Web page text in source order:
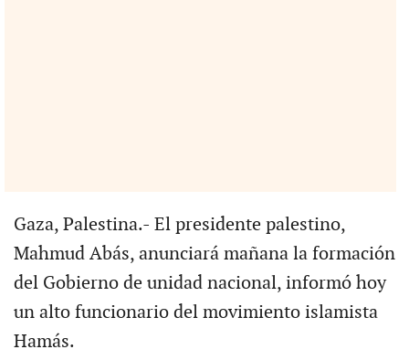
Gaza, Palestina.- El presidente palestino,
Mahmud Abás, anunciará mañana la formación
del Gobierno de unidad nacional, informó hoy
un alto funcionario del movimiento islamista
Hamás.